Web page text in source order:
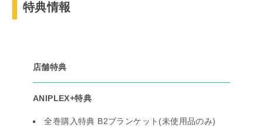
特典情報
店舗特典
ANIPLEX+特典
全巻購入特典 B2ブランケット(未使用品のみ)